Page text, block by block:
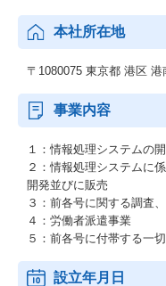
本社所在地
〒1080075 東京都 港区
事業内容
１：情報処理システムの
２：情報処理システムに
開発並びに販売
３：前各号に関する調査
４：労働者派遣事業
５：前各号に付帯する一
設立年月日